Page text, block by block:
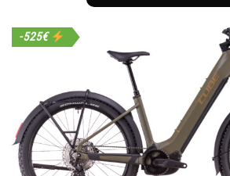
-525€